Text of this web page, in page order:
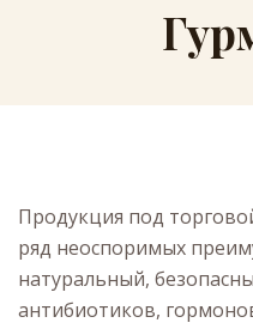
Продукция под
ряд неоспоримых
натуральный,
антибиотиков,